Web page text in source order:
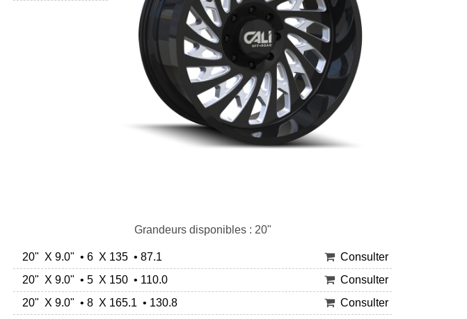
Grandeurs disponibles : 20"
20" X 9.0" • 6 X 135 • 87.1
Consulter
20" X 9.0" • 5 X 150 • 110.0
Consulter
20" X 9.0" • 8 X 165.1 • 130.8
Consulter